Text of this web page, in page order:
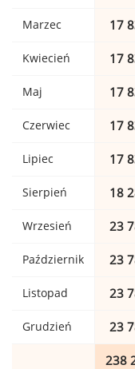
Marzec 17
Kwiecień 17
Maj 17
Czerwiec 17
Lipiec 17
Sierpień 18
Wrzesień 23
Październik 23
Listopad 23
Grudzień 23
238